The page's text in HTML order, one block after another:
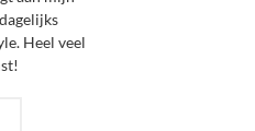
Heel veel